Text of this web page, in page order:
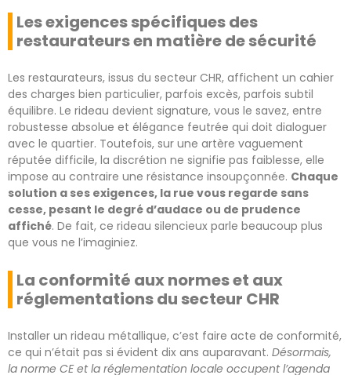
Les exigences spécifiques des
restaurateurs en matière de sécurité
Les restaurateurs, issus du secteur CHR, affichent un cahier
des charges bien particulier, parfois excès, parfois subtil
équilibre. Le rideau devient signature, vous le savez, entre
robustesse absolue et élégance feutrée qui doit dialoguer
avec le quartier. Toutefois, sur une artère vaguement
réputée difficile, la discrétion ne signifie pas faiblesse, elle
impose au contraire une résistance insoupçonnée. Chaque
solution a ses exigences, la rue vous regarde sans
cesse, pesant le degré d’audace ou de prudence
affiché. De fait, ce rideau silencieux parle beaucoup plus
que vous ne l’imaginiez.
La conformité aux normes et aux
réglementations du secteur CHR
Installer un rideau métallique, c’est faire acte de conformité,
ce qui n’était pas si évident dix ans auparavant. Désormais,
la norme CE et la réglementation locale occupent l’agenda